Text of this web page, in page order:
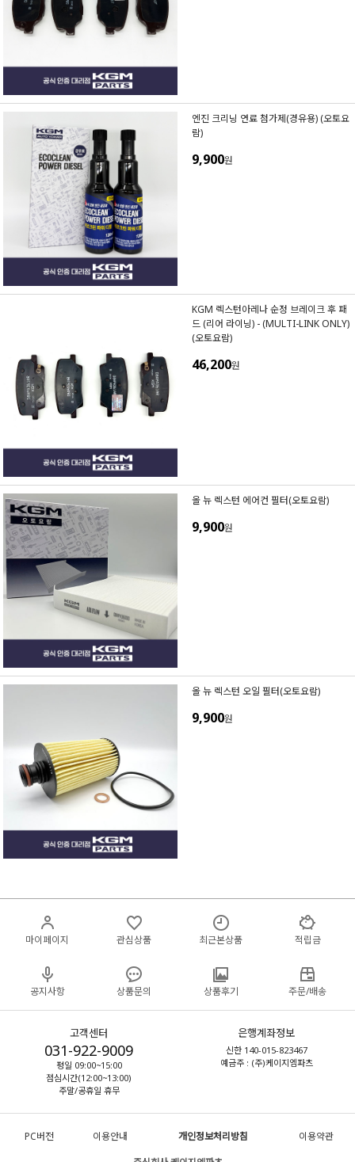
엔진 크리닝 연료 첨가제(경유용) (오토요
람)
9,900원
KGM 렉스턴아레나 순정 브레이크 후 패
드 (리어 라이닝) - (MULTI-LINK ONLY)
(오토요람)
46,200원
올 뉴 렉스턴 에어컨 필터(오토요람)
9,900원
올 뉴 렉스턴 오일 필터(오토요람)
9,900원
마이페이지 관심상품 최근본상품 적립금
공지사항 상품문의 상품후기 주문/배송
고객센터
031-922-9009
평일 09:00~15:00
점심시간(12:00~13:00)
주말/공휴일 휴무
은행계좌정보
신한 140-015-823467
예금주 : (주)케이지엠파츠
PC버전 이용안내 개인정보처리방침
이용약관